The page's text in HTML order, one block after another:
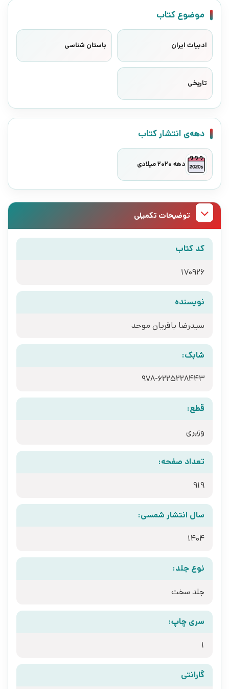
موضوع کتاب
ادبیات ایران باستان شناسی
تاریخی
دهه‌ی انتشار کتاب
دهه 2020 میلادی
توضیحات تکمیلی
کد کتاب
170926
نویسنده
سیدرضا باقریان موحد
شابک:
978-6225228443
قطع:
وزیری
تعداد صفحه:
919
سال انتشار شمسی:
1404
نوع جلد:
جلد سخت
سری چاپ:
1
گارانتی